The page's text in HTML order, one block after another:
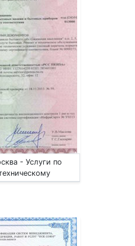
- Услуги по
радиоэл.